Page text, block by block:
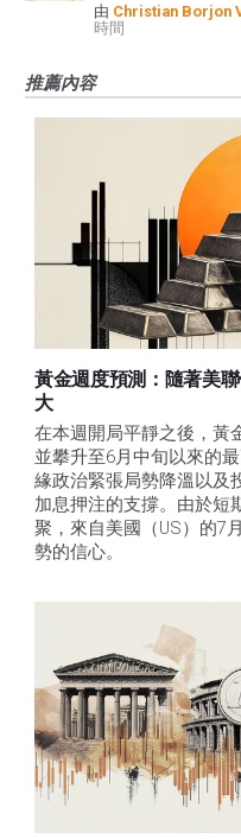
由 Christian Borjon
時間
推薦內容
黃金週度預測：隨著美
大
在本週開局平靜之後，黃
並攀升至6月中旬以來的
緣政治緊張局勢降溫以及
加息押注的支撐。由於短
聚，來自美國（US）的7
勢的信心。